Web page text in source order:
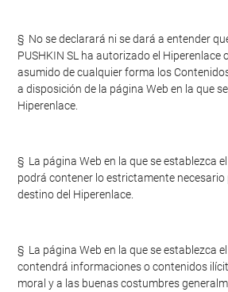
§ No se declarará ni se dará a entender
PUSHKIN SL ha autorizado el Hiperenlace
asumido de cualquier forma los
a disposición de la página Web en la que
Hiperenlace.
§ La página Web en la que se establezca
podrá contener lo estrictamente necesario
destino del Hiperenlace.
§ La página Web en la que se establezca
contendrá informaciones o contenidos
moral y a las buenas costumbres